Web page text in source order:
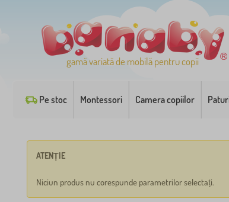
gamă variată de mobilă pentru copii
Pe stoc Montessori Camera copiilor
ATENȚIE
Niciun produs nu corespunde parametrilor selectați.